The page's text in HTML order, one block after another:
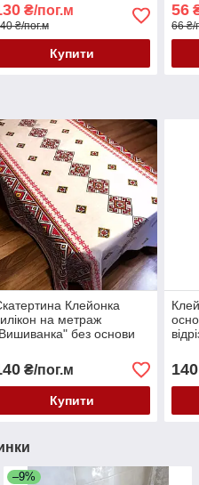
₴/пог.м
₴/пог.м
Купити
56
66 ₴/
Клейонка
на метраж
без основи
₴/пог.м
Купити
140
–9%